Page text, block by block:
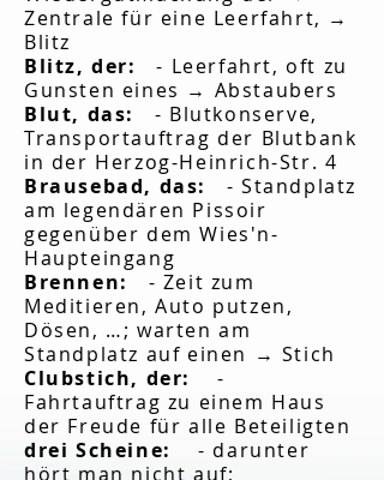
Zentrale für eine Leerfahrt, →
Blitz
Blitz, der:- Leerfahrt, oft zu
Gunsten eines → Abstaubers
Blut, das: - Blutkonserve,
Transportauftrag der Blutbank
in der Herzog-Heinrich-Str. 4
Brausebad, das: - Standplatz
am legendären Pissoir
gegenüber dem Wies'n-
Haupteingang
Brennen: - Zeit zum
Meditieren, Auto putzen,
Dösen, …; warten am
Standplatz auf einen → Stich
Clubstich, der:-
Fahrtauftrag zu einem Haus
der Freude für alle Beteiligten
drei Scheine:- darunter
hört man nicht auf;